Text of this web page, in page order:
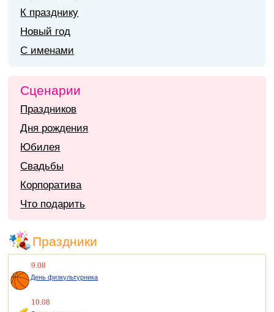
К празднику
Новый год
С именами
Сценарии
Праздников
Дня рождения
Юбилея
Свадьбы
Корпоратива
Что подарить
Праздники
9.08
День физкультурника
10.08